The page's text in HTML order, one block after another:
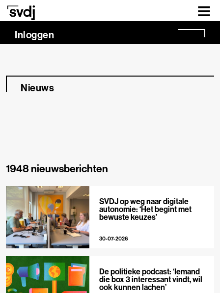
Naar hoofdinhoud
Inloggen
Nieuws
1948 nieuwsberichten
SVDJ op weg naar digitale
autonomie: ‘Het begint met
bewuste keuzes’
30-07-2026
De politieke podcast: ‘Iemand
die box 3 interessant vindt, wil
ook kunnen lachen’